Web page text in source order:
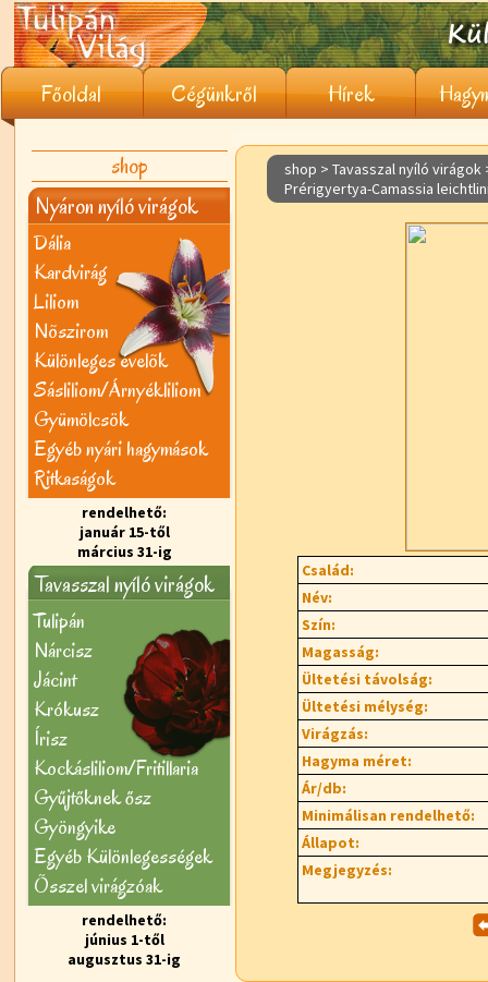
Főoldal Cégünkről Hírek
shop
Nyáron nyíló virágok
Dália
Kardvirág
Liliom
Nõszirom
Különleges évelõk
Sásliliom/Árnyékliliom
Gyümölcsök
Egyéb nyári hagymások
Ritkaságok
rendelhető:
január 15-től
március 31-ig
Tavasszal nyíló virágok
Tulipán
Nárcisz
Jácint
Krókusz
Írisz
Kockásliliom/Fritillaria
Gyűjtőknek ősz
Gyöngyike
Egyéb Különlegességek
Õsszel virágzóak
rendelhető:
június 1-től
augusztus 31-ig
shop > Tavasszal nyíló virágok
Prérigyertya-Camassia
Család:
Név:
Szín:
Magasság:
Ültetési távolság:
Ültetési mélység:
Virágzás:
Hagyma méret:
Ár/db:
Minimálisan rendelhető:
Állapot:
Megjegyzés: